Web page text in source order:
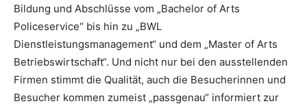
Bildung und Abschlüsse vom „Bachelor of Arts
Policeservice“ bis hin zu „BWL
Dienstleistungsmanagement“ und dem „Master of Arts
Betriebswirtschaft“. Und nicht nur bei den ausstellenden
Firmen stimmt die Qualität, auch die Besucherinnen und
Besucher kommen zumeist „passgenau“ informiert zur